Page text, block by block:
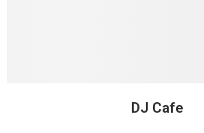
DJ Cafe